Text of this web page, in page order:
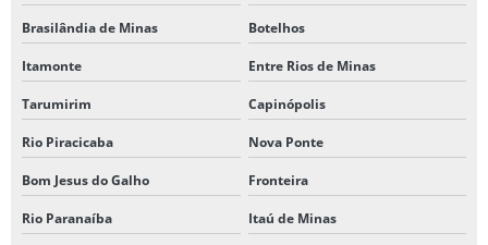
Brasilândia de Minas Botelhos
Itamonte Entre Rios de Minas
Tarumirim Capinópolis
Rio Piracicaba Nova Ponte
Bom Jesus do Galho Fronteira
Rio Paranaíba Itaú de Minas